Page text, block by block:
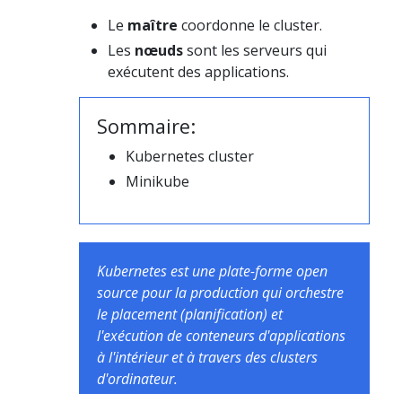
Le maître coordonne le cluster.
Les nœudssont les serveurs qui
exécutent des applications.
Sommaire:
Kubernetes cluster
Minikube
Kubernetes est une plate-forme open
source pour la production qui orchestre
le placement (planification) et
l'exécution de conteneurs d'applications
à l'intérieur et à travers des clusters
d'ordinateur.